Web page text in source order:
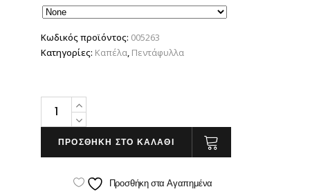
Κωδικός προϊόντος: 005263
Κατηγορίες: Καπέλα Πεντάφυλλα
Καπέλο
Δίχτυ
quantity
ΠΡΟΣΘΗΚΗ ΣΤΟ ΚΑΛΑΘΙ
Προσθήκη στα Αγαπημένα